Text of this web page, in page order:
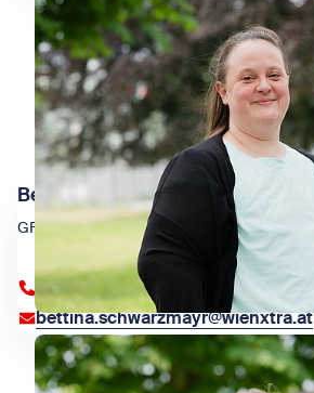
Bettina Schwarzmayr
GF Stv Pädagogik
+43 1 909 4000 84353
bettina.schwarzmayr@wienxtra.at